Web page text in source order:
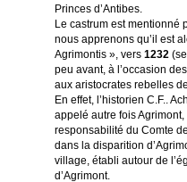
Princes d’Antibes.
Le castrum est mentionné
nous apprenons qu’il est
Agrimontis », vers 1232
peu avant, à l’occasion
aux aristocrates rebelles
En effet, l’historien C.F..
appelé autre fois
responsabilité du Comte
dans la disparition
village, établi autour de
d’Agrimont.